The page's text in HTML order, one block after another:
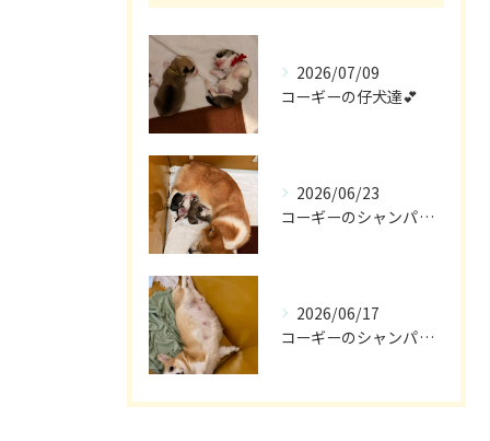
2026/07/09
コーギーの仔犬達💕
2026/06/23
コーギーのシャンパン🎵
2026/06/17
コーギーのシャンパン🥂